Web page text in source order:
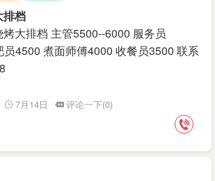
排档
大排档 主管5500--6000 服务员
4500 煮面师傅4000 收餐员3500 联系
7月14日
评论一下(0)